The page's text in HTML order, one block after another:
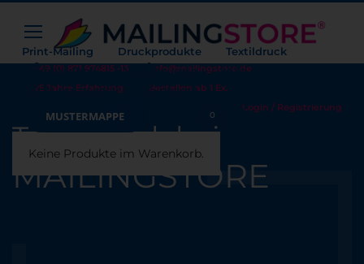
+49 (0) 871 974815 -13
info@mailingstore.de
25 Jahre Erfahrung
Bestellen ab 1 Ex.
Warenkorb 0
Keine Produkte im Warenkorb.
Login / Registrierung
Print-Mailing Druckprodukte
Textildruck
Werbetechnik
Warehousing
Hilfe
Beratungsgespräch vereinbaren
MUSTERMAPPE
Textildruck bei
MAILINGSTORE